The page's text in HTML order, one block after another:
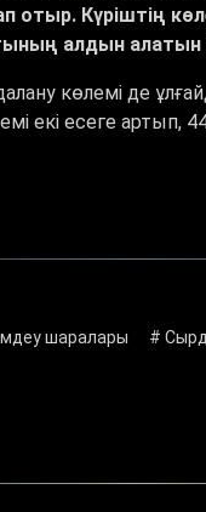
Күріштің
алдын
көлемі де
екі есеге артып,
шаралары #